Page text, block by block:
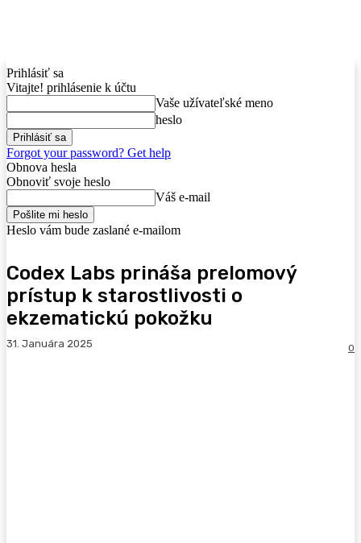
Prihlásiť sa
Vitajte! prihlásenie k účtu
Vaše užívateľské meno
heslo
Forgot your password? Get help
Obnova hesla
Obnoviť svoje heslo
Váš e-mail
Heslo vám bude zaslané e-mailom
Codex Labs prináša prelomový
prístup k starostlivosti o
ekzematickú pokožku
31. Januára 2025 0